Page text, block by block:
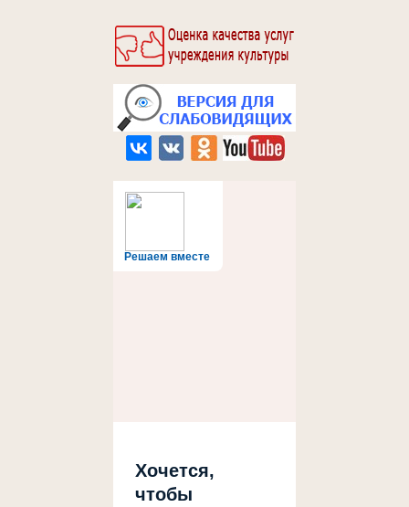
Решаем вместе
Хочется,
чтобы